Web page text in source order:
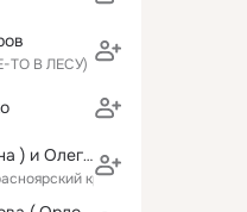
ТО В ЛЕСУ)
Татьяна(Неволина ) и Олег Агапчевы
край)